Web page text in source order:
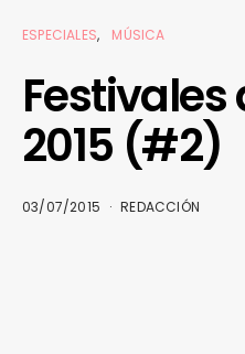
ESPECIALES MÚSICA
2015 (#2)
03/07/2015 REDACCIÓN